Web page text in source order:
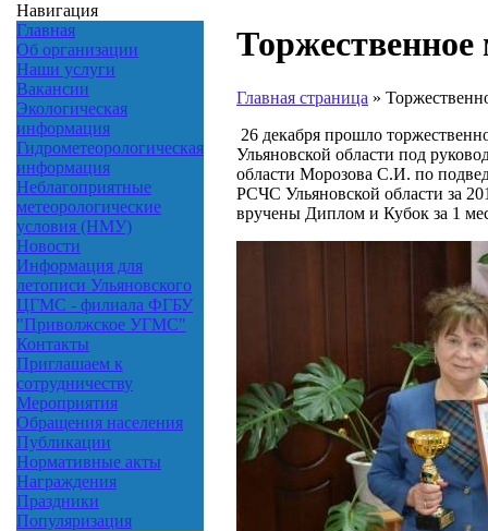
Навигация
Главная
Об организации
Наши услуги
Вакансии
Экологическая
информация
Гидрометеорологическая
информация
Неблагоприятные
метеорологические
условия (НМУ)
Новости
Информация для
летописи Ульяновского
ЦГМС - филиала ФГБУ
"Приволжское УГМС"
Контакты
Приглашаем к
сотрудничеству
Мероприятия
Обращения населения
Публикации
Нормативные акты
Награждения
Праздники
Популяризация
Главная страница »
26 декабря прошло
Ульяновской области под
области Морозова С.И. по
РСЧС Ульяновской области за
вручены Диплом и Кубок за 1